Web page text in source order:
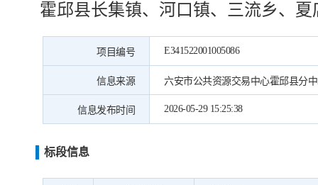
霍邱县长集镇、河口镇、三流乡、
项目编号 E341522001005086
信息来源 六安市公共资源交易中心霍邱县分
信息发布时间 2026-05-29 15:25:38
标段信息